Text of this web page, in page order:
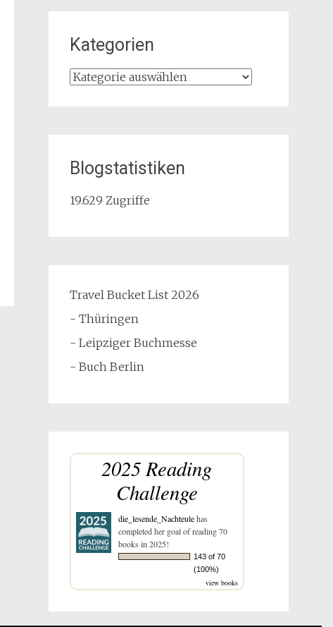
Kategorien
Kategorien
Blogstatistiken
19.629 Zugriffe
Travel Bucket List 2026
- Thüringen
- Leipziger Buchmesse
- Buch Berlin
2025 Reading
Challenge
die_lesende_Nachteulehas
completed her goal of reading 70
books in 2025!
143 of 70
(100%)
view books